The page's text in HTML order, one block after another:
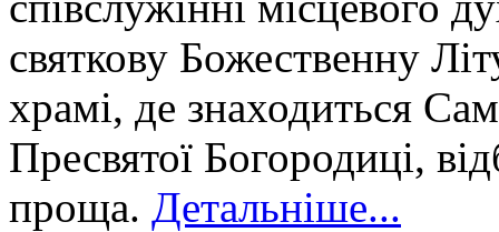
святкову Божественну
храмі, де знаходиться
Пресвятої Богородиці,
проща. Детальніше...